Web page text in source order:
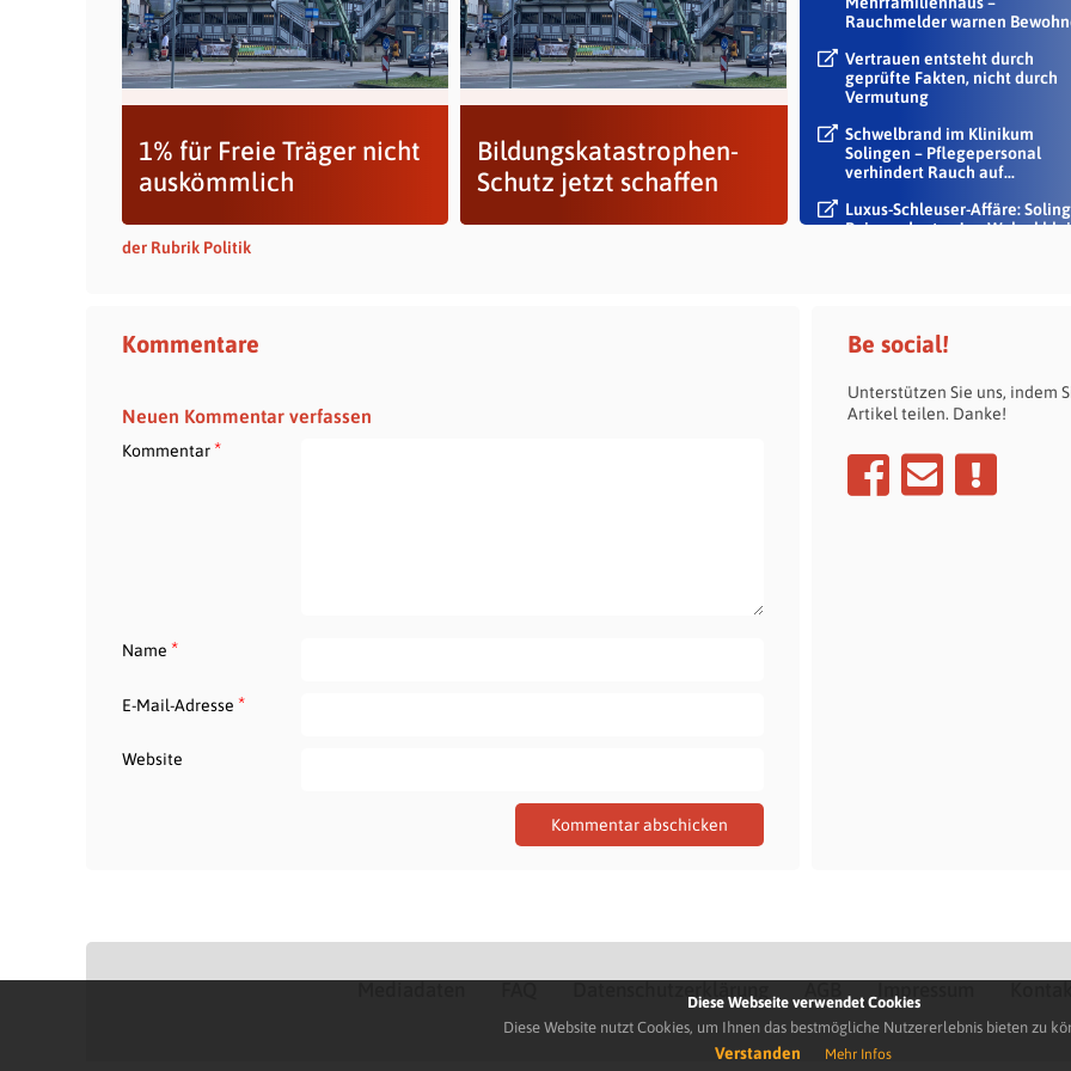
1% für Freie Träger nicht
auskömmlich
Bildungskatastrophen-
Schutz jetzt schaffen
Rauchmelder warnen
Vertrauen entsteht durch
geprüfte Fakten, nicht durch
Vermutung
Schwelbrand im Klinikum
Solingen – Pflegepersonal
verhindert Rauch auf...
Luxus-Schleuser-Affäre:
Beigeordneter Jan Welzel
der Rubrik Politik
Kommentare
Neuen Kommentar verfassen
Kommentar*
Name *
E-Mail-Adresse *
Website
Be social!
Unterstützen Sie uns, indem
Artikel teilen. Danke!
Datenschutzerklärung Impressum
Diese Webseite verwendet Cookies
Diese Website nutzt Cookies, um Ihnen das bestmögliche Nutzererlebnis bieten zu
Verstanden Mehr Infos